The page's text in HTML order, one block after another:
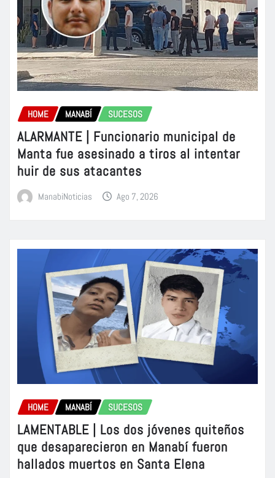
HOME MANABÍ SUCESOS
ALARMANTE | Funcionario municipal de
Manta fue asesinado a tiros al intentar
huir de sus atacantes
ManabiNoticias Ago 7, 2026
HOME MANABÍ SUCESOS
LAMENTABLE | Los dos jóvenes quiteños
que desaparecieron en Manabí fueron
hallados muertos en Santa Elena